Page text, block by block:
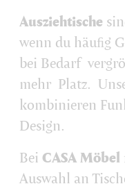
Ausziehtische
wenn du häuﬁg
bei Bedarf
mehr Platz.
kombinieren
Design.
Bei CASA Möbel
Auswahl an